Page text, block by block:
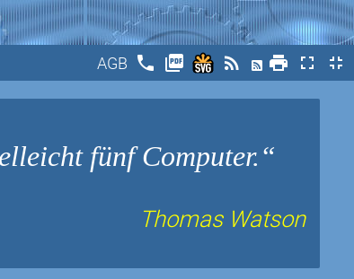
AGB phone picture_as_pdf rss_feed print fullscreen fullscreen_exit
fünf Computer.
Thomas Watson